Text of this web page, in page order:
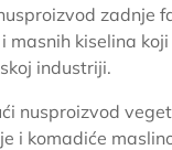
zadnje
kiselina
industriji.
nusproizvod
i komadiće